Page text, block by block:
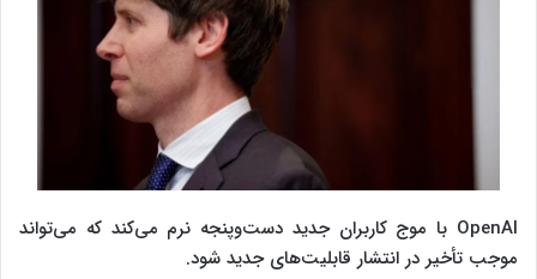
OpenAI با موج کاربران جدید دست‌وپنجه نرم می‌کند که می‌تواند
موجب تأخیر در انتشار قابلیت‌های جدید شود.